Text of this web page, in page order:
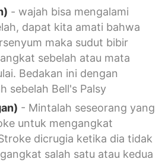
- wajah bisa mengalami
dapat kita amati bahwa
maka sudut bibir
sebelah atau mata
Bedakan ini dengan
sebelah Bell's Palsy
- Mintalah seseorang yang
untuk mengangkat
dicrugia ketika dia tidak
salah satu atau kedua